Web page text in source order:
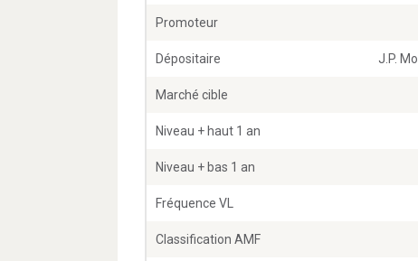
Promoteur
Dépositaire J.P.
Marché cible
Niveau + haut 1 an
Niveau + bas 1 an
Fréquence VL
Classification AMF